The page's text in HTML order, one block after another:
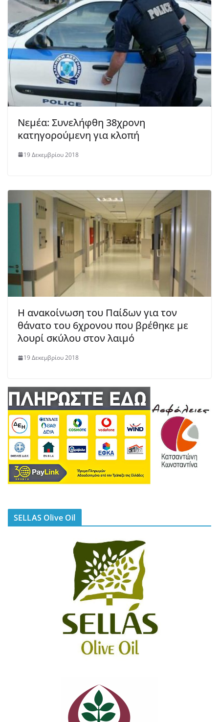
Νεμέα: Συνελήφθη 38χρονη
κατηγορούμενη για κλοπή
19 Δεκεμβρίου 2018
Η ανακοίνωση του Παίδων για τον
θάνατο του 6χρονου που βρέθηκε με
λουρί σκύλου στον λαιμό
19 Δεκεμβρίου 2018
SELLAS Olive Oil